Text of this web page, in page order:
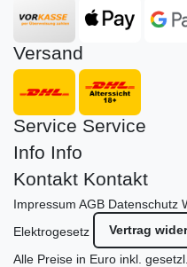
Versand
Service Service
Info Info
Kontakt Kontakt
Impressum AGB Datenschutz
Elektrogesetz
Vertrag
Alle Preise in Euro inkl.